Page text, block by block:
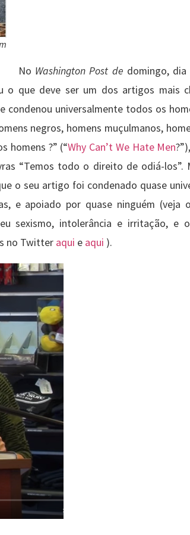
No Washington Post de domingo,
o que deve ser um dos artigos mais
universalmente todos os
negros, homens muçulmanos,
homens ?” (“Why Can’t We Hate Men
“Temos todo o direito de odiá-los”.
o seu artigo foi condenado quase
e apoiado por quase ninguém (veja
sexismo, intolerância e irritação, e
no Twitter aqui e aqui ).